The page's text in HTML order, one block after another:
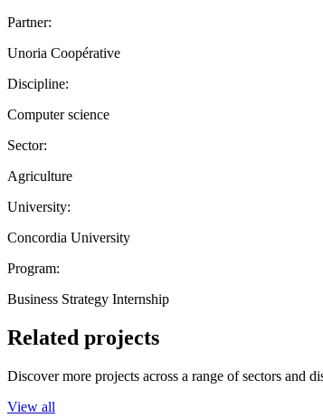
Partner:
Unoria Coopérative
Discipline:
Computer science
Sector:
Agriculture
University:
Concordia University
Program:
Business Strategy Internship
Related projects
Discover more projects across a range of sectors
View all